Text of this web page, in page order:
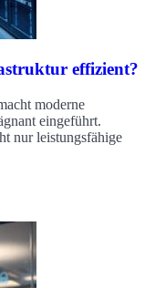
effizient?
moderne
eingeführt.
nur leistungsfähige